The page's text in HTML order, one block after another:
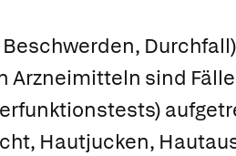
Durchfall)
sind
Hautjucken,